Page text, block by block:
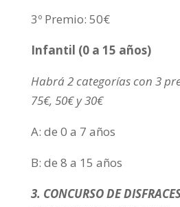
3º Premio: 50€
Infantil (0 a 15 años)
Habrá 2 categorías con 3
75€, 50€ y 30€
A: de 0 a 7 años
B: de 8 a 15 años
3. CONCURSO DE